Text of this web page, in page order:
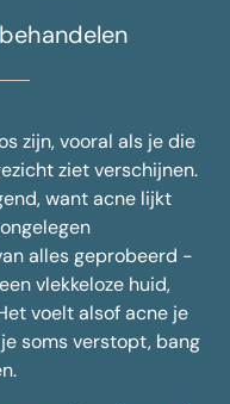
zijn, vooral als je die
ziet verschijnen.
want acne lijkt
alles geprobeerd -
vlekkeloze huid,
voelt alsof acne je
soms verstopt, bang